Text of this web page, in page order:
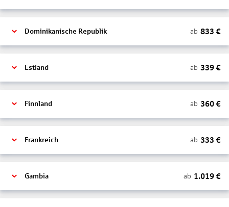
Dominikanische Republik ab 833 €
Estland ab 339€
Finnland ab 360€
Frankreich ab 333 €
Gambia ab 1.019€